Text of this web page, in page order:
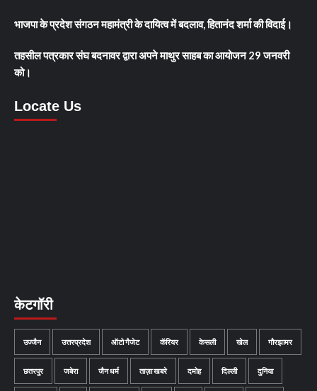
भाजपा के प्रदेश संगठन महामंत्री के दायित्व में बदलाव, हितानंद शर्मा की विदाई।
तहसील पत्रकार संघ बदनावर द्वारा अपने माथुर साहब का आयोजन 29 जनवरी
को।
Locate Us
केटगॉरी
उज्जैन उत्तरप्रदेश ऑटो गैजेट कॅरियर केसली खेल गौरझामर
छतरपुर जबेरा जैन धर्म ताज़ा खबरे दमोह दिल्ली दुनिया